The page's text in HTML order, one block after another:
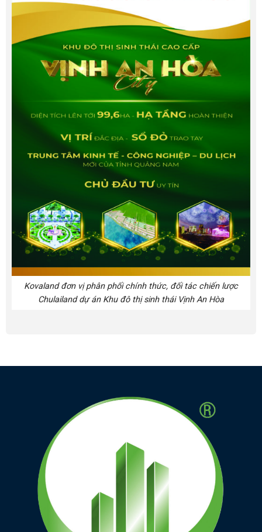
Kovaland đơn vị phân phối chính thức, đối tác chiến lược
Chulailand dự án Khu đô thị sinh thái Vịnh An Hòa